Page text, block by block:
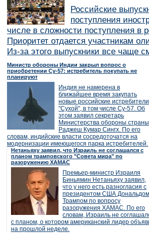
Российские
поступления
числе в сложности поступления в
Приоритет отдается участникам
Из-за этого выпускники все чаще
Министр обороны Индии закрыл вопрос о
приобретении Су-57: истребитель покупать не
планируют
Индия не намерена в
ближайшее время закупать
новые российские истребители
"Сухой", в том числе Су-57. Об
этом заявил секретарь
Министерства обороны страны
Раджеш Кумар Сингх. По его
словам, индийские власти сосредоточатся на
модернизации имеющегося парка истребителей.
Нетаньяху заявил, что Израиль не соглашался с
планом трамповского "Совета мира" по
разоружению ХАМАС
Премьер-министр Израиля
Биньямин Нетаньяху заявил,
что у него есть разногласия с
президентом США Дональдом
Трампом по вопросу
разоружения ХАМАС. По его
словам, Израиль не
с планом, о котором американский лидер
на прошлой неделе.